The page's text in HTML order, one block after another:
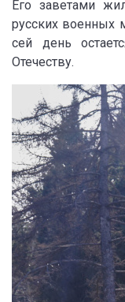
Его заветами
русских военных
сей день
Отечеству.